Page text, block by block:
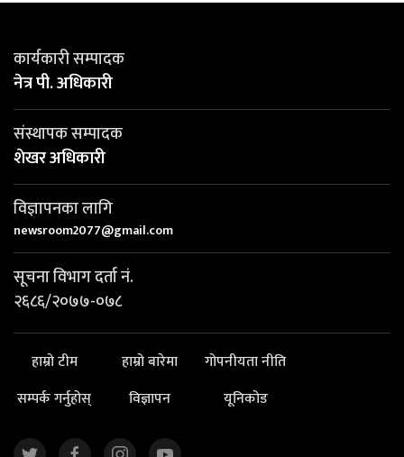
कार्यकारी सम्पादक
नेत्र पी. अधिकारी
संस्थापक सम्पादक
शेखर अधिकारी
विज्ञापनका लागि
newsroom2077@gmail.com
सूचना विभाग दर्ता नं.
२६८६/२०७७-०७८
हाम्रो टीम हाम्रो बारेमा
गोपनीयता नीति
सम्पर्क गर्नुहोस्
विज्ञापन यूनिकोड